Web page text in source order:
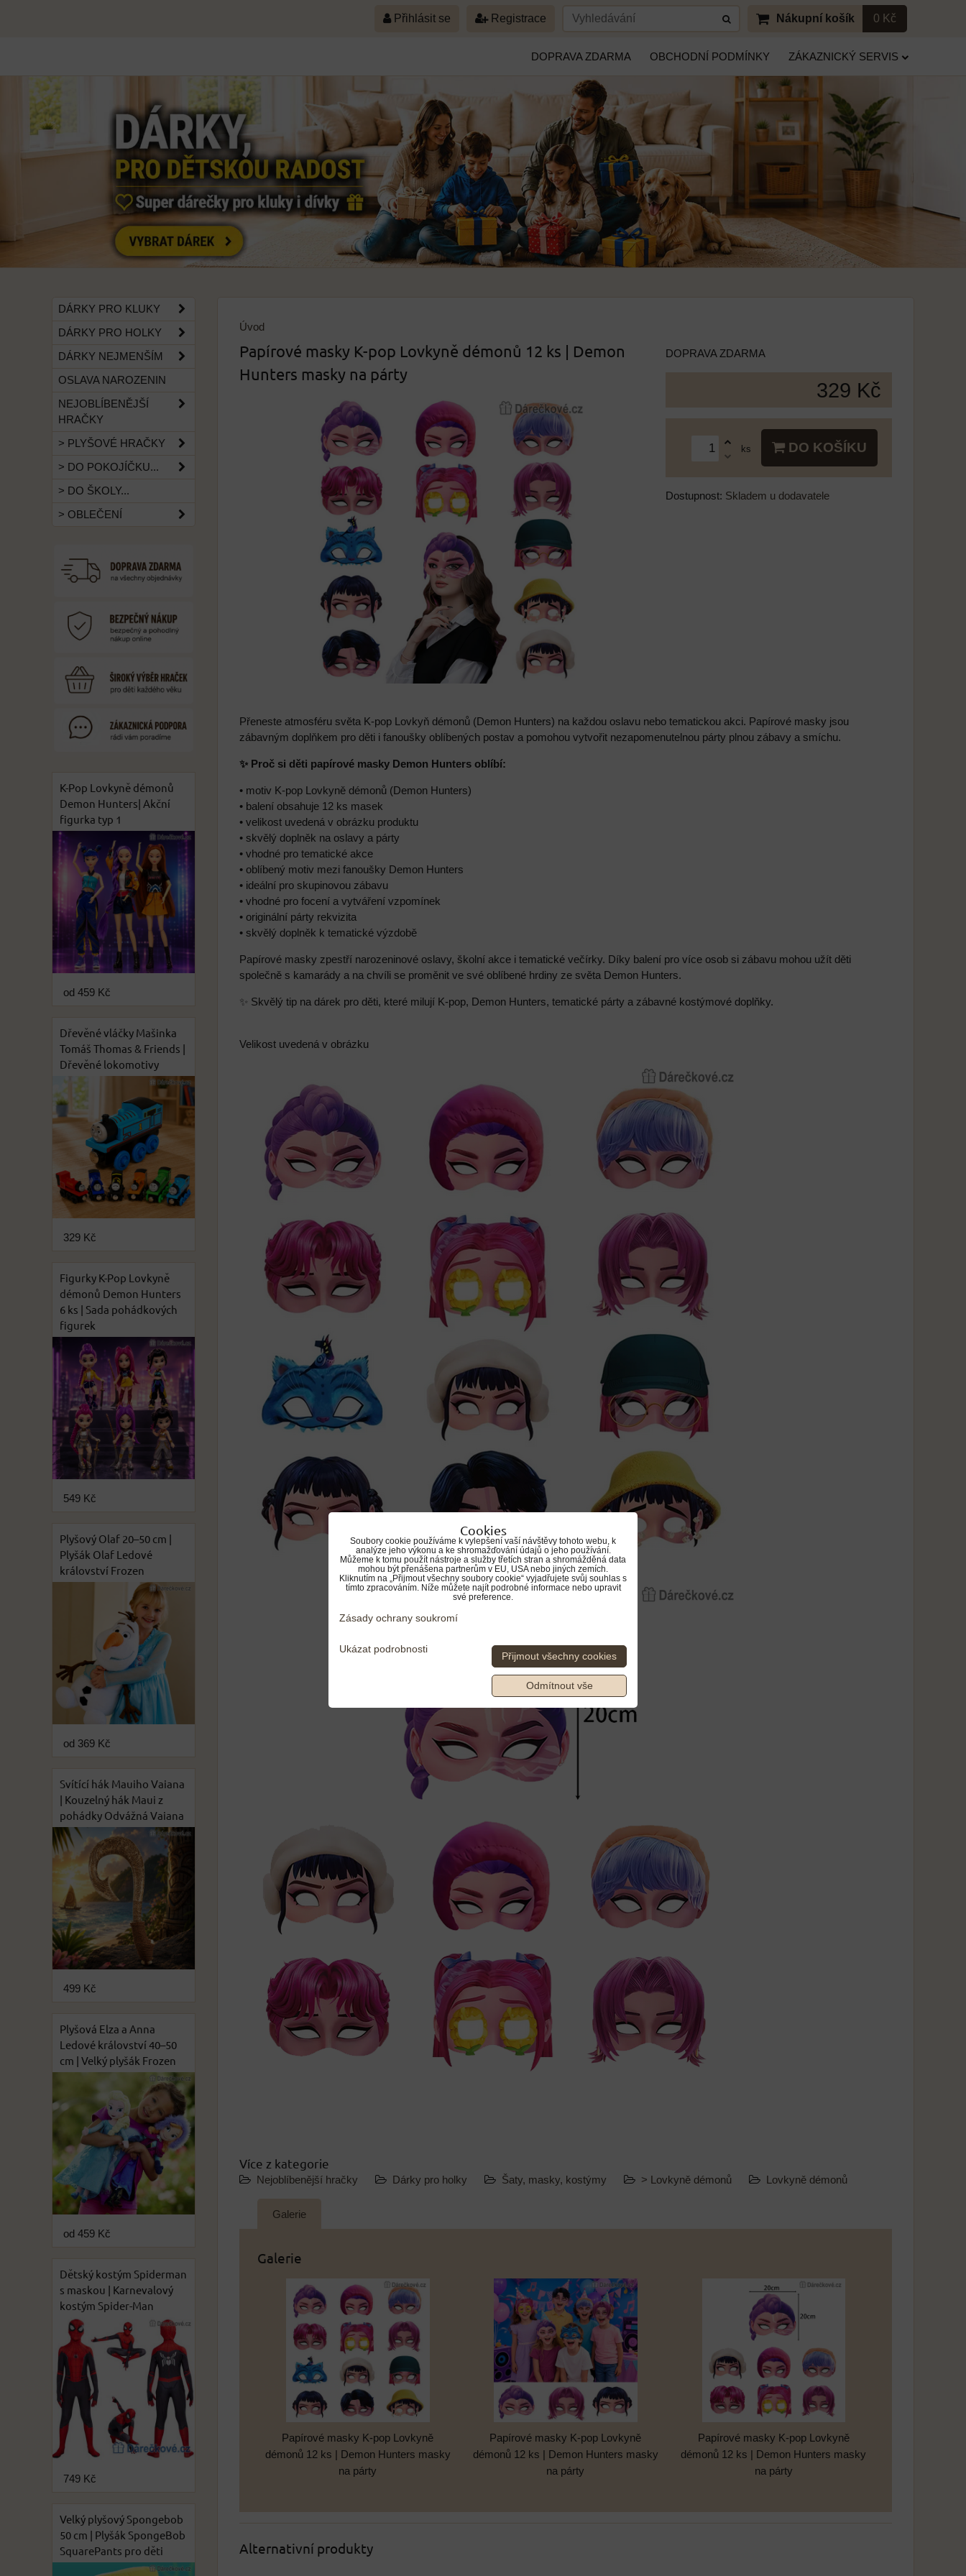
Přihlásit se Registrace Nákupní košík 0 Kč
DOPRAVA ZDARMA OBCHODNÍ PODMÍNKY ZÁKAZNICKÝ SERVIS
Úvod
Papírové masky K-pop Lovkyně démonů 12 ks | Demon
Hunters masky na párty
DOPRAVA ZDARMA
329 Kč
ks DO KOŠÍKU
Dostupnost: Skladem u dodavatele
Přeneste atmosféru světa K-pop Lovkyň démonů (Demon Hunters) na každou oslavu nebo tematickou akci. Papírové masky jsou
zábavným doplňkem pro děti i fanoušky oblíbených postav a pomohou vytvořit nezapomenutelnou párty plnou zábavy a smíchu.
✨ Proč si děti papírové masky Demon Hunters oblíbí:
• motiv K-pop Lovkyně démonů (Demon Hunters)
• balení obsahuje 12 ks masek
• velikost uvedená v obrázku produktu
• skvělý doplněk na oslavy a párty
• vhodné pro tematické akce
• oblíbený motiv mezi fanoušky Demon Hunters
• ideální pro skupinovou zábavu
• vhodné pro focení a vytváření vzpomínek
• originální párty rekvizita
• skvělý doplněk k tematické výzdobě
Papírové masky zpestří narozeninové oslavy, školní akce i tematické večírky. Díky balení pro více osob si zábavu mohou užít děti
společně s kamarády a na chvíli se proměnit ve své oblíbené hrdiny ze světa Demon Hunters.
✨ Skvělý tip na dárek pro děti, které milují K-pop, Demon Hunters, tematické párty a zábavné kostýmové doplňky.
Velikost uvedená v obrázku
Více z kategorie
Nejoblíbenější hračky Dárky pro holky Šaty, masky, kostýmy > Lovkyně démonů Lovkyně démonů
Galerie
Galerie
Papírové masky K-pop Lovkyně
démonů 12 ks | Demon Hunters masky
na párty
Papírové masky K-pop Lovkyně
démonů 12 ks | Demon Hunters masky
na párty
Papírové masky K-pop Lovkyně
démonů 12 ks | Demon Hunters masky
na párty
Alternativní produkty
DÁRKY PRO KLUKY
DÁRKY PRO HOLKY
DÁRKY NEJMENŠÍM
OSLAVA NAROZENIN
NEJOBLÍBENĚJŠÍ
HRAČKY
> PLYŠOVÉ HRAČKY
> DO POKOJÍČKU...
> DO ŠKOLY...
> OBLEČENÍ
K-Pop Lovkyně démonů
Demon Hunters| Akční
figurka typ 1
od 459 Kč
Dřevěné vláčky Mašinka
Tomáš Thomas & Friends |
Dřevěné lokomotivy
329 Kč
Figurky K-Pop Lovkyně
démonů Demon Hunters
6 ks | Sada pohádkových
figurek
549 Kč
Plyšový Olaf 20–50 cm |
Plyšák Olaf Ledové
království Frozen
od 369 Kč
Svítící hák Mauiho Vaiana
| Kouzelný hák Maui z
pohádky Odvážná Vaiana
499 Kč
Plyšová Elza a Anna
Ledové království 40–50
cm | Velký plyšák Frozen
od 459 Kč
Dětský kostým Spiderman
s maskou | Karnevalový
kostým Spider-Man
749 Kč
Velký plyšový Spongebob
50 cm | Plyšák SpongeBob
SquarePants pro děti
Cookies
Soubory cookie používáme k vylepšení vaší návštěvy tohoto webu, k
analýze jeho výkonu a ke shromažďování údajů o jeho používání.
Můžeme k tomu použít nástroje a služby třetích stran a shromážděná data
mohou být přenášena partnerům v EU, USA nebo jiných zemích.
Kliknutím na „Přijmout všechny soubory cookie“ vyjadřujete svůj souhlas s
tímto zpracováním. Níže můžete najít podrobné informace nebo upravit
své preference.
Zásady ochrany soukromí
Ukázat podrobnosti
Přijmout všechny cookies
Odmítnout vše